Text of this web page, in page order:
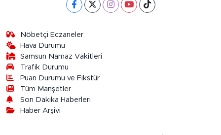
Nöbetçi Eczaneler
Hava Durumu
Samsun Namaz Vakitleri
Trafik Durumu
Puan Durumu ve Fikstür
Tüm Manşetler
Son Dakika Haberleri
Haber Arşivi